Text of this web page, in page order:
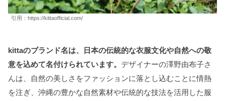
引用：https://kittaofficial.com/
kittaのブランド名は、日本の伝統的な衣服文化や自然への敬
意を込めて名付けられています。 デザイナーの澤野由布子さ
んは、自然の美しさをファッションに落とし込むことに情熱
を注ぎ、沖縄の豊かな自然素材や伝統的な技法を活用した服